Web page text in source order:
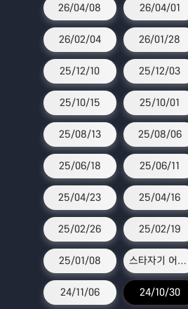
26/04/08 26/04/01
26/02/04 26/01/28
25/12/10 25/12/03
25/10/15 25/10/01
25/08/13 25/08/06
25/06/18 25/06/11
25/04/23 25/04/16
25/02/26 25/02/19
25/01/08 스타자기 어워즈
24/11/06 24/10/30